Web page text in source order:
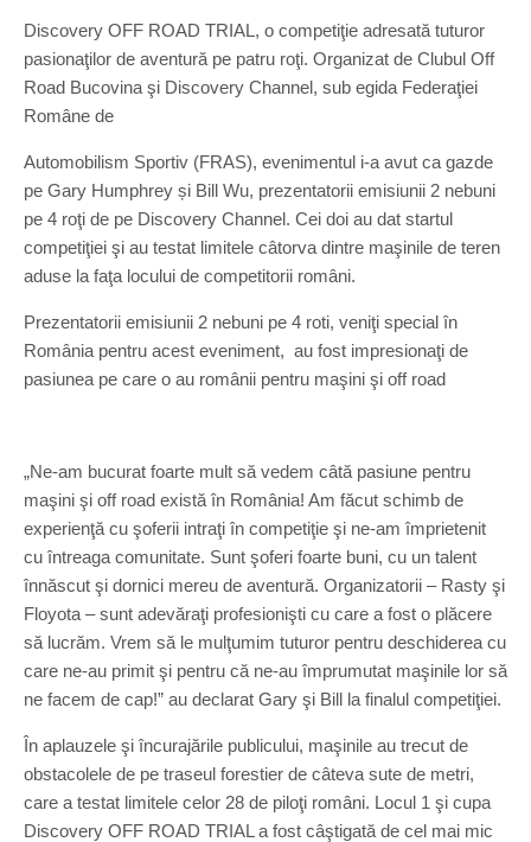
Discovery OFF ROAD TRIAL, o competiţie adresată tuturor
pasionaţilor de aventură pe patru roţi. Organizat de Clubul Off
Road Bucovina şi Discovery Channel, sub egida Federaţiei
Române de
Automobilism Sportiv (FRAS), evenimentul i-a avut ca gazde
pe Gary Humphrey și Bill Wu, prezentatorii emisiunii 2 nebuni
pe 4 roţi de pe Discovery Channel. Cei doi au dat startul
competiţiei şi au testat limitele câtorva dintre maşinile de teren
aduse la faţa locului de competitorii români.
Prezentatorii emisiunii 2 nebuni pe 4 roti, veniţi special în
România pentru acest eveniment, au fost impresionaţi de
pasiunea pe care o au românii pentru maşini şi off road
„Ne-am bucurat foarte mult să vedem câtă pasiune pentru
maşini şi off road există în România! Am făcut schimb de
experienţă cu şoferii intraţi în competiţie şi ne-am împrietenit
cu întreaga comunitate. Sunt şoferi foarte buni, cu un talent
înnăscut şi dornici mereu de aventură. Organizatorii – Rasty şi
Floyota – sunt adevăraţi profesionişti cu care a fost o plăcere
să lucrăm. Vrem să le mulţumim tuturor pentru deschiderea cu
care ne-au primit şi pentru că ne-au împrumutat maşinile lor să
ne facem de cap!” au declarat Gary şi Bill la finalul competiţiei.
În aplauzele şi încurajările publicului, maşinile au trecut de
obstacolele de pe traseul forestier de câteva sute de metri,
care a testat limitele celor 28 de piloţi români. Locul 1 şi cupa
Discovery OFF ROAD TRIAL a fost câştigată de cel mai mic